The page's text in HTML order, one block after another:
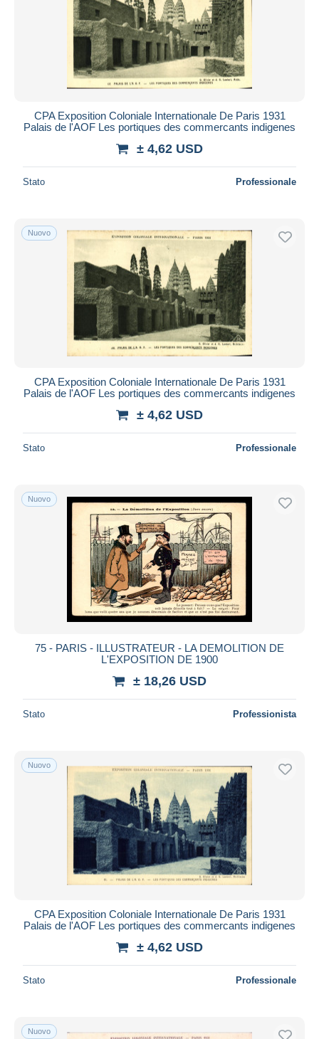
CPA Exposition Coloniale Internationale De Paris 1931
Palais de l'AOF Les portiques des commercants indigenes
± 4,62 USD
Stato Professionale
Nuovo
CPA Exposition Coloniale Internationale De Paris 1931
Palais de l'AOF Les portiques des commercants indigenes
± 4,62 USD
Stato Professionale
Nuovo
75 - PARIS - ILLUSTRATEUR - LA DEMOLITION DE
L'EXPOSITION DE 1900
± 18,26 USD
Stato Professionista
Nuovo
CPA Exposition Coloniale Internationale De Paris 1931
Palais de l'AOF Les portiques des commercants indigenes
± 4,62 USD
Stato Professionale
Nuovo